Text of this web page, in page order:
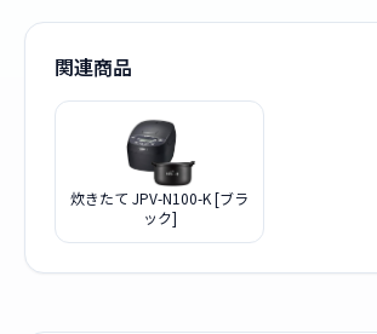
関連商品
炊きたて JPV-N100-K [ブラ
ック]